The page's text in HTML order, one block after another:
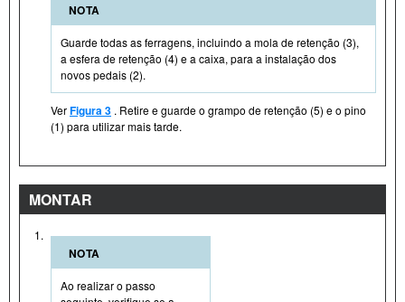
NOTA
Guarde todas as ferragens, incluindo a mola de retenção (3),
a esfera de retenção (4) e a caixa, para a instalação dos
novos pedais (2).
VerFigura 3 . Retire e guarde o grampo de retenção (5) e o pino
(1) para utilizar mais tarde.
MONTAR
1.
NOTA
Ao realizar o passo